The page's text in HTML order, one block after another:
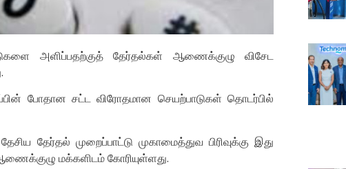
அளிப்பதற்குத் தேர்தல்கள் ஆணைக்குழு விசேட
போதான சட்ட விரோதமான செயற்பாடுகள் தொடர்பில்
தேர்தல் முறைப்பாட்டு முகாமைத்துவ பிரிவுக்கு இது
மக்களிடம் கோரியுள்ளது.